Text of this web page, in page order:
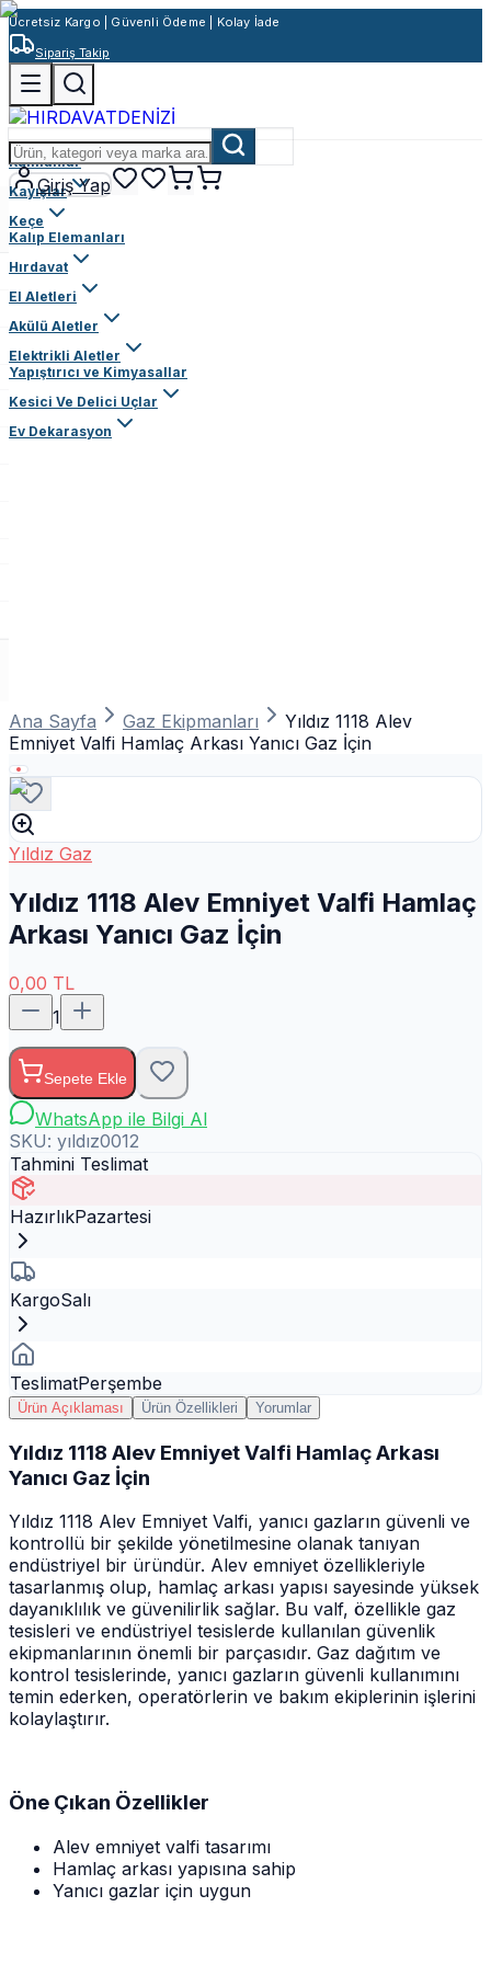
Ücretsiz Kargo | Güvenli Ödeme | Kolay İade
Sipariş Takip
Giriş Yap
Rulmanlar
Kayışlar
Keçe
Kalıp Elemanları
Hırdavat
El Aletleri
Akülü Aletler
Elektrikli Aletler
Yapıştırıcı ve Kimyasallar
Kesici Ve Delici Uçlar
Ev Dekarasyon
Ana Sayfa Gaz Ekipmanları
Yıldız 1118 Alev
Emniyet Valfi Hamlaç Arkası Yanıcı Gaz İçin
Yıldız Gaz
Yıldız 1118 Alev Emniyet Valfi Hamlaç
Arkası Yanıcı Gaz İçin
0,00 TL
1
Sepete Ekle
WhatsApp ile Bilgi Al
SKU: yıldız0012
Tahmini Teslimat
HazırlıkPazartesi
KargoSalı
TeslimatPerşembe
Ürün Açıklaması Ürün Özellikleri Yorumlar
Yıldız 1118 Alev Emniyet Valfi Hamlaç Arkası
Yanıcı Gaz İçin
Yıldız 1118 Alev Emniyet Valfi, yanıcı gazların güvenli ve
kontrollü bir şekilde yönetilmesine olanak tanıyan
endüstriyel bir üründür. Alev emniyet özellikleriyle
tasarlanmış olup, hamlaç arkası yapısı sayesinde yüksek
dayanıklılık ve güvenilirlik sağlar. Bu valf, özellikle gaz
tesisleri ve endüstriyel tesislerde kullanılan güvenlik
ekipmanlarının önemli bir parçasıdır. Gaz dağıtım ve
kontrol tesislerinde, yanıcı gazların güvenli kullanımını
temin ederken, operatörlerin ve bakım ekiplerinin işlerini
kolaylaştırır.
Öne Çıkan Özellikler
Alev emniyet valfi tasarımı
Hamlaç arkası yapısına sahip
Yanıcı gazlar için uygun